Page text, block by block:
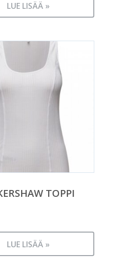
LUE LISÄÄ »
TOPPI
LUE LISÄÄ »